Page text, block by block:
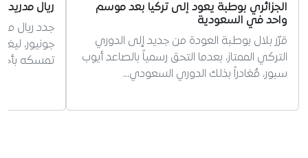
الجزائري بوطبة يعود إلى تركيا بعد موسم
واحد في السعودية
قرّر بلال بوطبة العودة من جديد إلى الدوري
التركي الممتاز، بعدما التحق رسمياً بالصاعد أيوب
سبور، مُغادراً بذلك الدوري السعودي…
ريال
جدد ريال
جونيور،
تمسكه بأحد